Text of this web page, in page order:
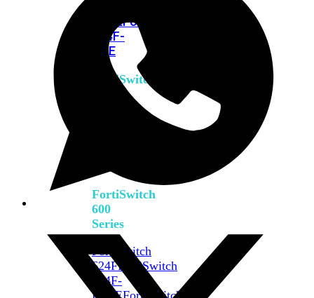
FPOEFortiSwitchRugged
424F-
POE
FortiSwitch
FortiSwitch
600
Series
FortiSwitch
624FFortiSwitch
624F-
FPOEFortiSwitch